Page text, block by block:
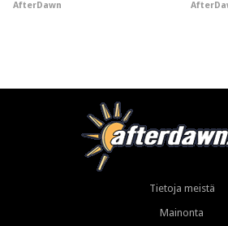
AfterDawn
Tietoja meistä
Mainonta